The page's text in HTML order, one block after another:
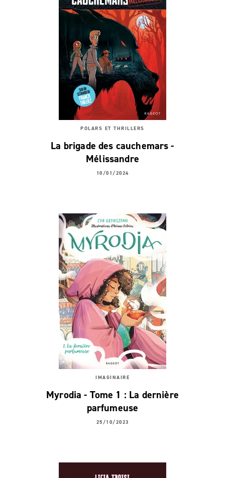
POLARS ET THRILLERS
La brigade des cauchemars -
Mélissandre
10/01/2024
IMAGINAIRE
Myrodia - Tome 1 : La dernière
parfumeuse
25/10/2023